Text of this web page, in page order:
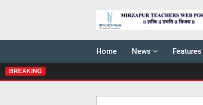
Home News Features
BREAKING